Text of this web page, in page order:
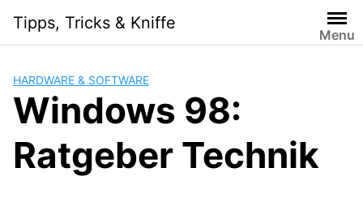
i
Tipps, Tricks & Kniffe
Menu
HARDWARE & SOFTWARE
Windows 98:
Ratgeber Technik